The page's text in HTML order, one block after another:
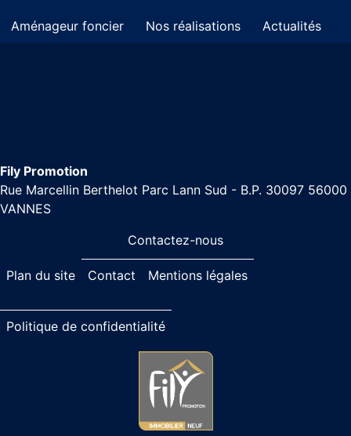
Aménageur foncier Nos réalisations Actualités
Fily Promotion
Rue Marcellin Berthelot Parc Lann Sud - B.P. 30097 56000
VANNES
Contactez-nous
Plan du site Contact Mentions légales
Politique de confidentialité